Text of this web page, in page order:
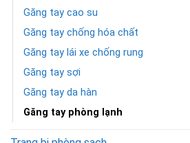
Găng tay cao su
Găng tay chống hóa chất
Găng tay lái xe chống rung
Găng tay sợi
Găng tay da hàn
Găng tay phòng lạnh